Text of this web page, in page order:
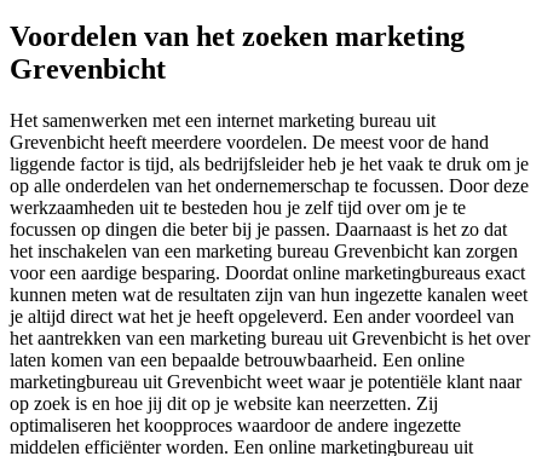
Voordelen van het zoeken marketing
Grevenbicht
Het samenwerken met een internet marketing bureau uit
Grevenbicht heeft meerdere voordelen. De meest voor de hand
liggende factor is tijd, als bedrijfsleider heb je het vaak te druk om je
op alle onderdelen van het ondernemerschap te focussen. Door deze
werkzaamheden uit te besteden hou je zelf tijd over om je te
focussen op dingen die beter bij je passen. Daarnaast is het zo dat
het inschakelen van een marketing bureau Grevenbicht kan zorgen
voor een aardige besparing. Doordat online marketingbureaus exact
kunnen meten wat de resultaten zijn van hun ingezette kanalen weet
je altijd direct wat het je heeft opgeleverd. Een ander voordeel van
het aantrekken van een marketing bureau uit Grevenbicht is het over
laten komen van een bepaalde betrouwbaarheid. Een online
marketingbureau uit Grevenbicht weet waar je potentiële klant naar
op zoek is en hoe jij dit op je website kan neerzetten. Zij
optimaliseren het koopproces waardoor de andere ingezette
middelen efficiënter worden. Een online marketingbureau uit